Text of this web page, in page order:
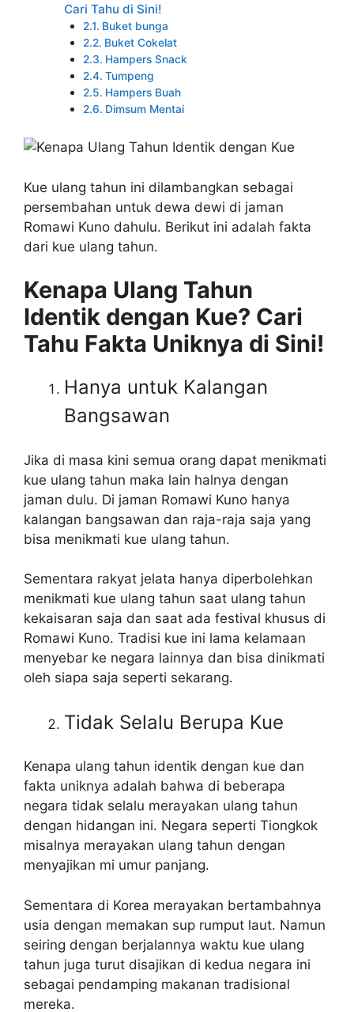
Cari Tahu di Sini!
Buket bunga
Buket Cokelat
Hampers Snack
Tumpeng
Hampers Buah
Dimsum Mentai
Kue ulang tahun ini dilambangkan sebagai
persembahan untuk dewa dewi di jaman
Romawi Kuno dahulu. Berikut ini adalah fakta
dari kue ulang tahun.
Kenapa Ulang Tahun
Identik dengan Kue? Cari
Tahu Fakta Uniknya di Sini!
Hanya untuk Kalangan
Bangsawan
Jika di masa kini semua orang dapat menikmati
kue ulang tahun maka lain halnya dengan
jaman dulu. Di jaman Romawi Kuno hanya
kalangan bangsawan dan raja-raja saja yang
bisa menikmati kue ulang tahun.
Sementara rakyat jelata hanya diperbolehkan
menikmati kue ulang tahun saat ulang tahun
kekaisaran saja dan saat ada festival khusus di
Romawi Kuno. Tradisi kue ini lama kelamaan
menyebar ke negara lainnya dan bisa dinikmati
oleh siapa saja seperti sekarang.
Tidak Selalu Berupa Kue
Kenapa ulang tahun identik dengan kue dan
fakta uniknya adalah bahwa di beberapa
negara tidak selalu merayakan ulang tahun
dengan hidangan ini. Negara seperti Tiongkok
misalnya merayakan ulang tahun dengan
menyajikan mi umur panjang.
Sementara di Korea merayakan bertambahnya
usia dengan memakan sup rumput laut. Namun
seiring dengan berjalannya waktu kue ulang
tahun juga turut disajikan di kedua negara ini
sebagai pendamping makanan tradisional
mereka.